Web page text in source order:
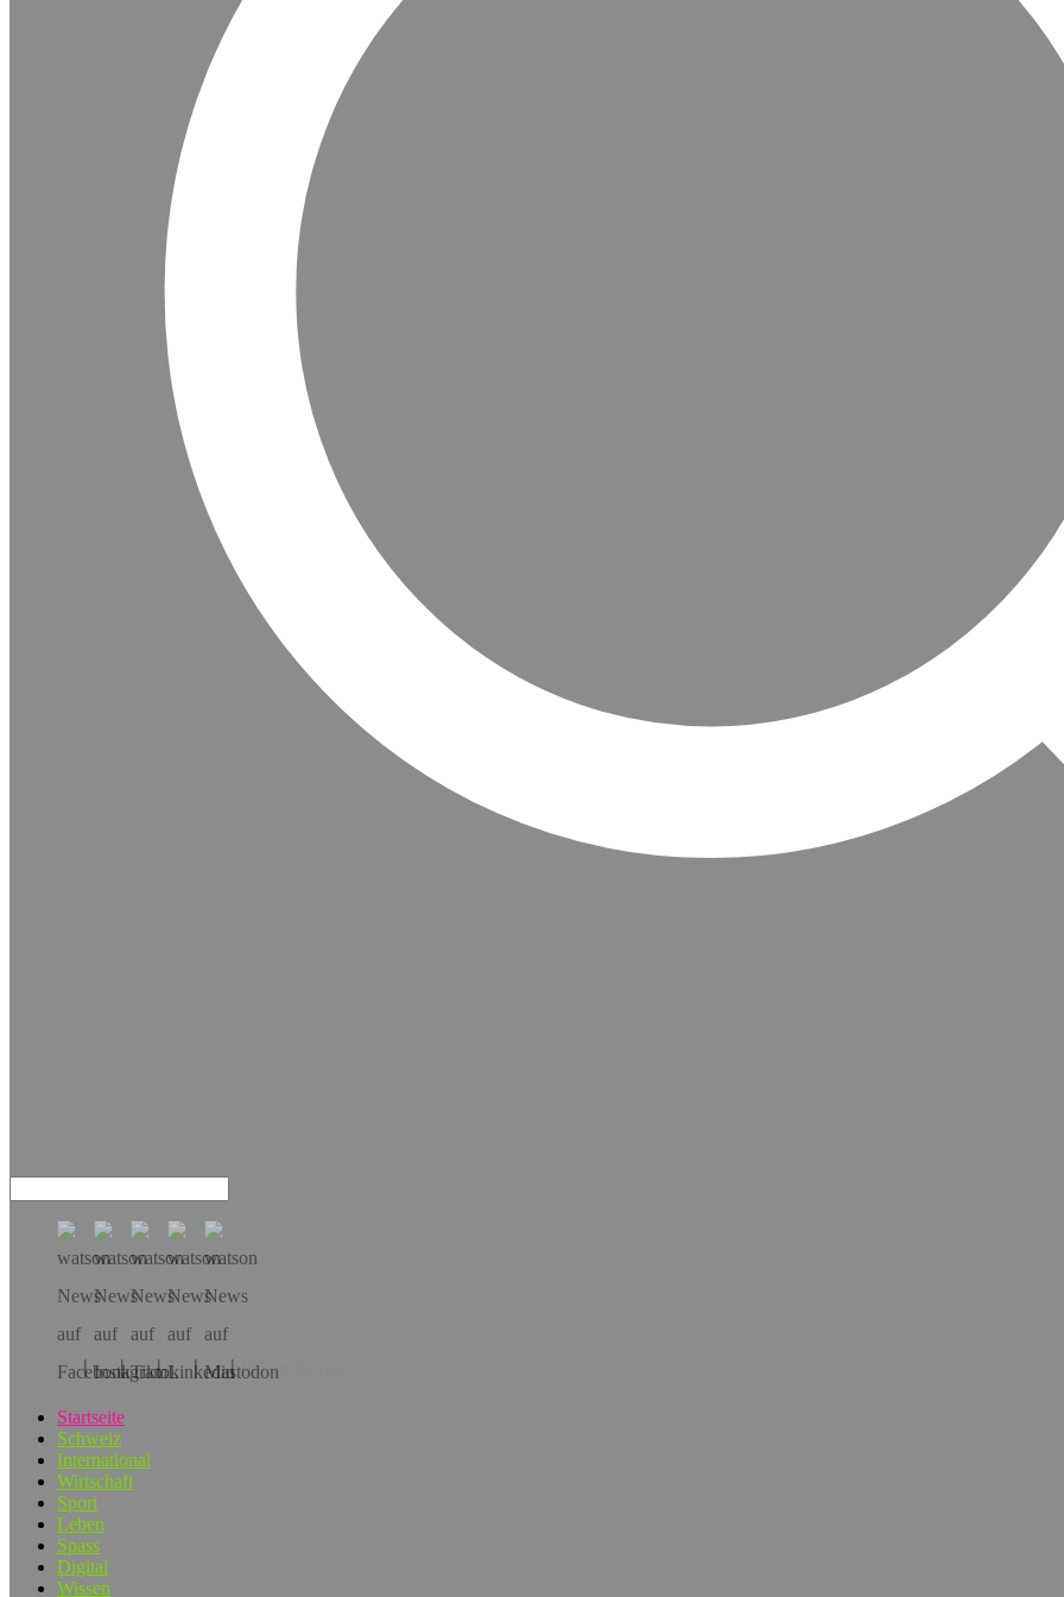
Hol dir die App!
Startseite
Schweiz
International
Wirtschaft
Sport
Leben
Spass
Digital
Wissen